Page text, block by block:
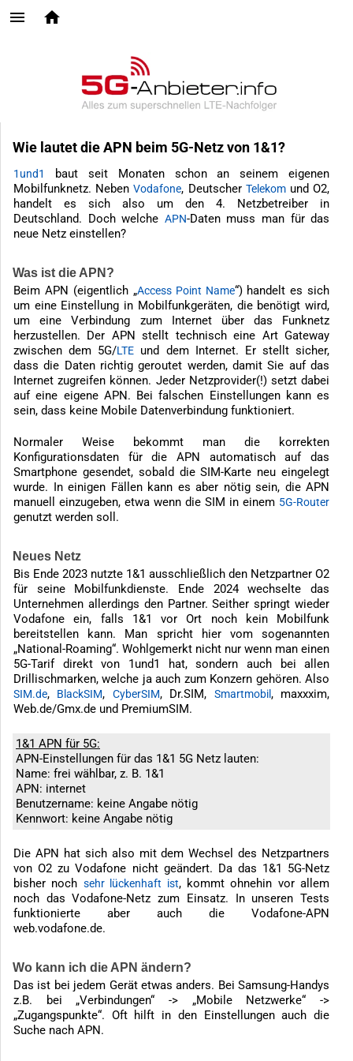
Wie lautet die APN beim 5G-Netz von 1&1?
1und1
baut seit Monaten schon an seinem eigenen
Mobilfunknetz. NebenVodafone, Deutscher Telekomund O2,
handelt es sich also um den 4. Netzbetreiber in
Deutschland. Doch welche APN-Daten muss man für das
neue Netz einstellen?
Was ist die APN?
Beim APN (eigentlich „Access Point Name“) handelt es sich
um eine Einstellung in Mobilfunkgeräten, die benötigt wird,
um eine Verbindung zum Internet über das Funknetz
herzustellen. Der APN stellt technisch eine Art Gateway
zwischen dem 5G/LTE und dem Internet. Er stellt sicher,
dass die Daten richtig geroutet werden, damit Sie auf das
Internet zugreifen können. Jeder Netzprovider(!) setzt dabei
auf eine eigene APN. Bei falschen Einstellungen kann es
sein, dass keine Mobile Datenverbindung funktioniert.
Normaler Weise bekommt man die korrekten
Konfigurationsdaten für die APN automatisch auf das
Smartphone gesendet, sobald die SIM-Karte neu eingelegt
wurde. In einigen Fällen kann es aber nötig sein, die APN
manuell einzugeben, etwa wenn die SIM in einem 5G-Router
genutzt werden soll.
Neues Netz
Bis Ende 2023 nutzte 1&1 ausschließlich den Netzpartner O2
für seine Mobilfunkdienste. Ende 2024 wechselte das
Unternehmen allerdings den Partner. Seither springt wieder
Vodafone ein, falls 1&1 vor Ort noch kein Mobilfunk
bereitstellen kann. Man spricht hier vom sogenannten
„National-Roaming“. Wohlgemerkt nicht nur wenn man einen
5G-Tarif direkt von 1und1 hat, sondern auch bei allen
Drillischmarken, welche ja auch zum Konzern gehören. Also
SIM.de, BlackSIM, CyberSIM, Dr.SIM, Smartmobil, maxxxim,
Web.de/Gmx.de und PremiumSIM.
1&1 APN für 5G:
APN-Einstellungen für das 1&1 5G Netz lauten:
Name: frei wählbar, z. B. 1&1
APN: internet
Benutzername: keine Angabe nötig
Kennwort: keine Angabe nötig
Die APN hat sich also mit dem Wechsel des Netzpartners
von O2 zu Vodafone nicht geändert. Da das 1&1 5G-Netz
bisher noch sehr lückenhaft ist, kommt ohnehin vor allem
noch das Vodafone-Netz zum Einsatz. In unseren Tests
funktionierte aber auch die Vodafone-APN
web.vodafone.de.
Wo kann ich die APN ändern?
Das ist bei jedem Gerät etwas anders. Bei Samsung-Handys
z.B. bei „Verbindungen“ -> „Mobile Netzwerke“ ->
„Zugangspunkte“. Oft hilft in den Einstellungen auch die
Suche nach APN.